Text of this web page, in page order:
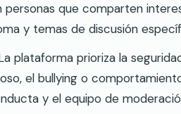
que comparten
y temas de discusión
plataforma prioriza la
el bullying o
y el equipo de